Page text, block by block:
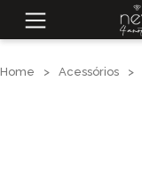
Home > Acessórios >